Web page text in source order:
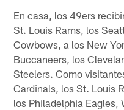
En casa, los 49ers
St. Louis Rams, los
Cowbows, a los New
Buccaneers, los
Steelers. Como
Cardinals, los St. Louis
los Philadelphia Eagles,